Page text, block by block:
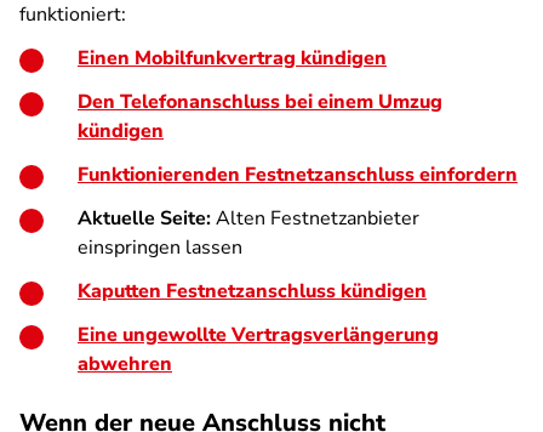
funktioniert:
Einen Mobilfunkvertrag kündigen
Den Telefonanschluss bei einem Umzug
kündigen
Funktionierenden Festnetzanschluss einfordern
Aktuelle Seite:Alten Festnetzanbieter
einspringen lassen
Kaputten Festnetzanschluss kündigen
Eine ungewollte Vertragsverlängerung
abwehren
Wenn der neue Anschluss nicht